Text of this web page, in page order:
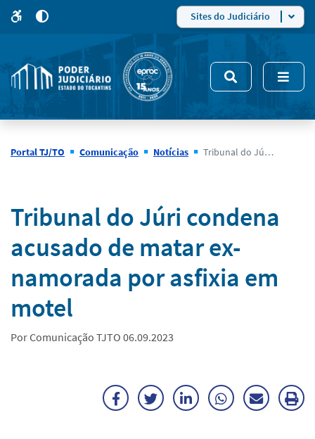
site
5
modo
de
alto
Sites do Judiciário
Portal TJ/TO Comunicação Notícias Tribunal do Júri condena acusado de matar ex-namorada por asfixia em motel
Notícias
Tribunal do Júri condena
acusado de matar ex-
namorada por asfixia em
motel
Por Comunicação TJTO 06.09.2023
FacebookTwitterLinkedInWhatsApp
Enviar